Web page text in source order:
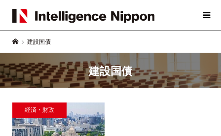
建設国債
建設国債
経済・財政